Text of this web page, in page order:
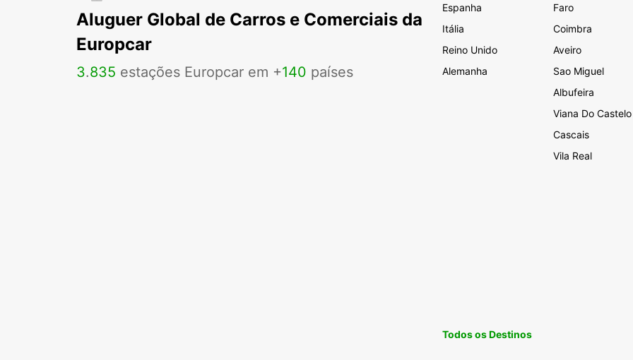
Aluguer Global de Carros e Comerciais da
Europcar
3.835 estações Europcar em +140 países
Espanha
Itália
Reino Unido
Alemanha
Faro
Coimbra
Aveiro
Sao Miguel
Albufeira
Viana Do Castelo
Cascais
Vila Real
Todos os Destinos